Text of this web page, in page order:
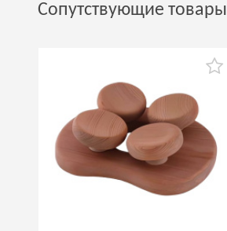
Сопутствующие товары